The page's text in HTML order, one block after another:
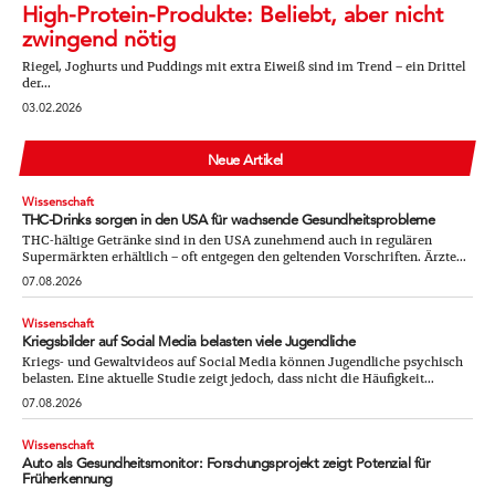
High-Protein-Produkte: Beliebt, aber nicht
zwingend nötig
Riegel, Joghurts und Puddings mit extra Eiweiß sind im Trend – ein Drittel
der...
03.02.2026
Neue Artikel
Wissenschaft
THC-Drinks sorgen in den USA für wachsende Gesundheitsprobleme
THC-hältige Getränke sind in den USA zunehmend auch in regulären
Supermärkten erhältlich – oft entgegen den geltenden Vorschriften. Ärzte...
07.08.2026
Wissenschaft
Kriegsbilder auf Social Media belasten viele Jugendliche
Kriegs- und Gewaltvideos auf Social Media können Jugendliche psychisch
belasten. Eine aktuelle Studie zeigt jedoch, dass nicht die Häufigkeit...
07.08.2026
Wissenschaft
Auto als Gesundheitsmonitor: Forschungsprojekt zeigt Potenzial für
Früherkennung